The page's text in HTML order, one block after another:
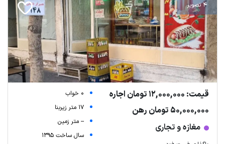
4 تصویر
قیمت: 12,000,000 تومان اجاره
50,000,000 تومان رهن
مغازه و تجاری
0 خواب
17 متر زیربنا
-- متر زمین
سال ساخت 1395